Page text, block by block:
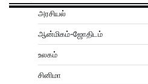
அரசியல்
ஆன்மிகம்-ஜோதிடம்
உலகம்
சினிமா